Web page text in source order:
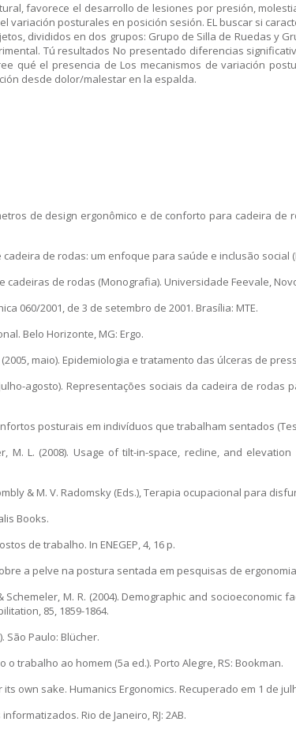
favorece el desarrollo de lesiones por presión,
posturales en posición sesión. EL buscar si
divididos en dos grupos: Grupo de Silla de Ruedas y
Tú resultados No presentado diferencias
qué el presencia de Los mecanismos de variación
desde dolor/malestar en la espalda.
de design ergonômico e de conforto para cadeira
de rodas: um enfoque para saúde e inclusão social
de rodas (Monografia). Universidade Feevale,
060/2001, de 3 de setembro de 2001. Brasília: MTE.
Belo Horizonte, MG: Ergo.
(2005, maio). Epidemiologia e tratamento das úlceras de
julho-agosto). Representações sociais da cadeira de
posturais em indivíduos que trabalham sentados
M. L. (2008). Usage of tilt-in-space, recline, and
& M. V. Radomsky (Eds.), Terapia ocupacional para
Books.
de trabalho. In ENEGEP, 4, 16 p.
a pelve na postura sentada em pesquisas de
Schemeler, M. R. (2004). Demographic and
85, 1859-1864.
São Paulo: Blücher.
o trabalho ao homem (5a ed.). Porto Alegre, RS: Bookman.
own sake. Humanics Ergonomics. Recuperado em 1 de
Rio de Janeiro, RJ: 2AB.